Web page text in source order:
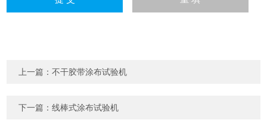
上一篇：不干胶带涂布试验机
下一篇：线棒式涂布试验机